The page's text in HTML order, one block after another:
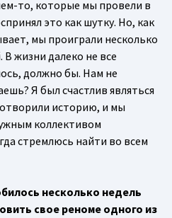
то, которые мы провели в
это как шутку. Но, как
мы проиграли несколько
жизни далеко не все
должно бы. Нам не
Я был счастлив являться
историю, и мы
коллективом
стремлюсь найти во всем
несколько недель
свое реноме одного из